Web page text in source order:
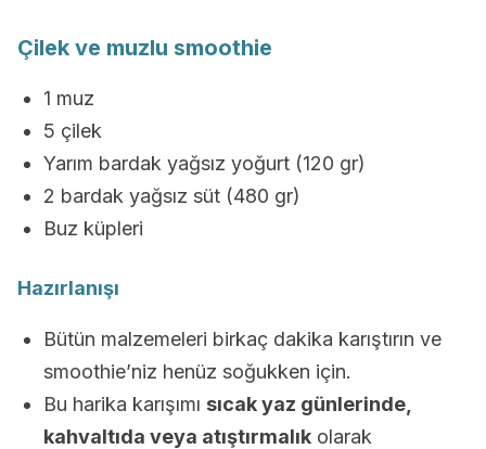
Çilek ve muzlu smoothie
1 muz
5 çilek
Yarım bardak yağsız yoğurt (120 gr)
2 bardak yağsız süt (480 gr)
Buz küpleri
Hazırlanışı
Bütün malzemeleri birkaç dakika karıştırın ve
smoothie’niz henüz soğukken için.
Bu harika karışımı sıcak yaz günlerinde,
kahvaltıda veya atıştırmalık olarak